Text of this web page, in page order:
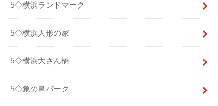
5◇横浜ランドマーク
5◇横浜人形の家
5◇横浜大さん橋
5◇象の鼻パーク